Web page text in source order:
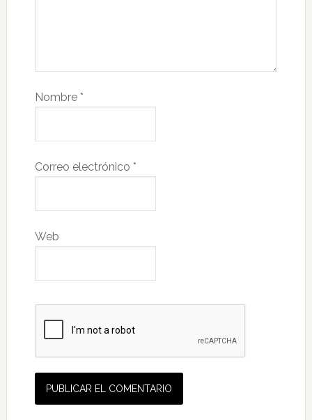
Nombre *
Correo electrónico *
Web